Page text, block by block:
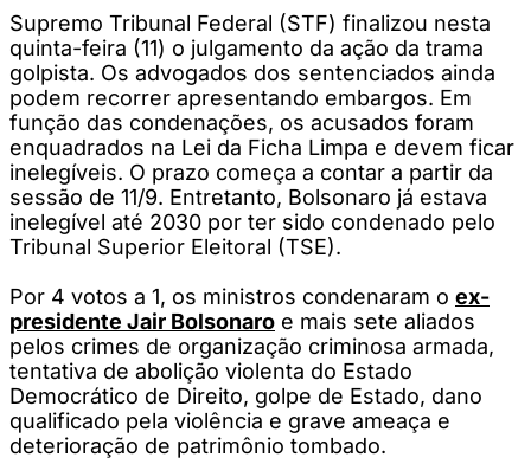
Supremo Tribunal Federal (STF) finalizou nesta
quinta-feira (11) o julgamento da ação da trama
golpista. Os advogados dos sentenciados ainda
podem recorrer apresentando embargos. Em
função das condenações, os acusados foram
enquadrados na Lei da Ficha Limpa e devem ficar
inelegíveis. O prazo começa a contar a partir da
sessão de 11/9. Entretanto, Bolsonaro já estava
inelegível até 2030 por ter sido condenado pelo
Tribunal Superior Eleitoral (TSE).
Por 4 votos a 1, os ministros condenaram o ex-
presidente Jair Bolsonaro e mais sete aliados
pelos crimes de organização criminosa armada,
tentativa de abolição violenta do Estado
Democrático de Direito, golpe de Estado, dano
qualificado pela violência e grave ameaça e
deterioração de patrimônio tombado.